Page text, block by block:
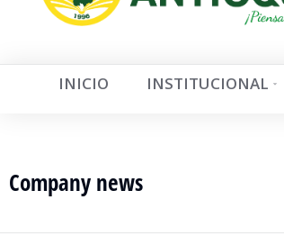
INICIO INSTITUCIONAL
Company news